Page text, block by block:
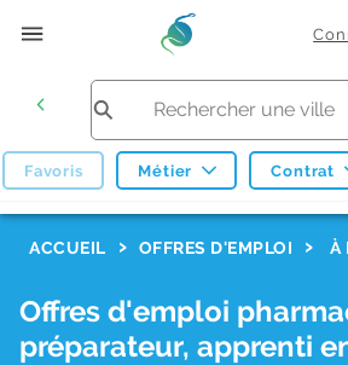
Favoris Métier Contrat
ACCUEIL OFFRES D'EMPLOI À
Offres d'emploi
préparateur, apprenti